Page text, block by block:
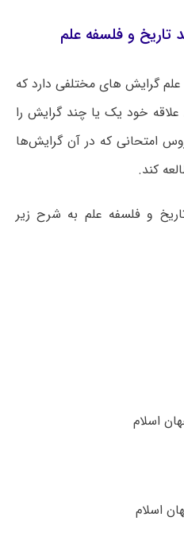
تاریخ و فلسفه علم
گرایش های مختلفی دارد که
خود یک یا چند گرایش را
امتحانی که در آن گرایش‌ها
کند.
و فلسفه علم به شرح زیر